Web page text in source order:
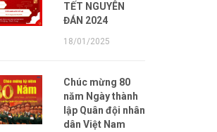
TẾT NGUYÊN
ĐÁN 2024
18/01/2025
Chúc mừng 80
năm Ngày thành
lập Quân đội nhân
dân Việt Nam